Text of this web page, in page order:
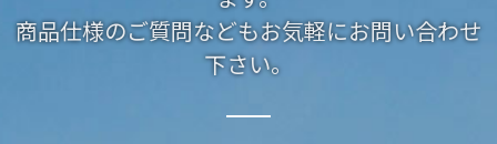
商品仕様のご質問などもお気軽にお問い合わせ
下さい。